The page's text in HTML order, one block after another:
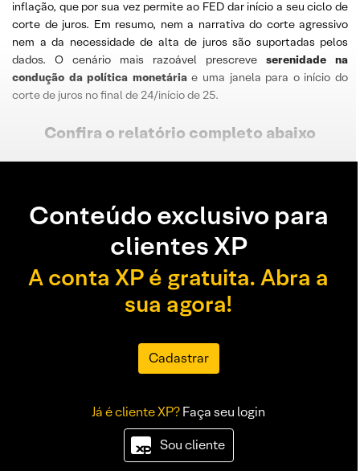
inflação, que por sua vez permite ao FED dar início a seu ciclo de
corte de juros. Em resumo, nem a narrativa do corte agressivo
nem a da necessidade de alta de juros são suportadas pelos
dados. O cenário mais razoável prescreve serenidade na
condução da política monetáriae uma janela para o início do
corte de juros no final de 24/início de 25.
Confira o relatório completo abaixo
Conteúdo exclusivo para
clientes XP
A conta XP é gratuita. Abra a
sua agora!
Cadastrar
Já é cliente XP?Faça seu login
Sou cliente